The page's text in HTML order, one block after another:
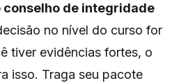
conselho de integridade
no nível do curso for
tiver evidências fortes, o
isso. Traga seu pacote